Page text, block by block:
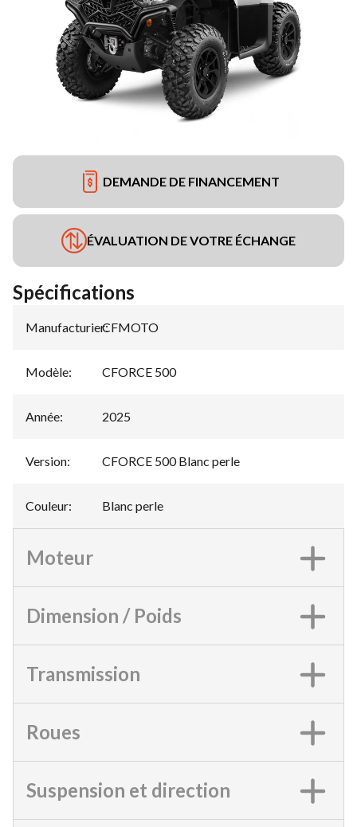
DEMANDE DE FINANCEMENT
ÉVALUATION DE VOTRE ÉCHANGE
Spécifications
Manufacturier:
CFMOTO
Modèle: CFORCE 500
Année: 2025
Version: CFORCE 500 Blanc perle
Couleur: Blanc perle
Moteur
Dimension / Poids
Transmission
Roues
Suspension et direction